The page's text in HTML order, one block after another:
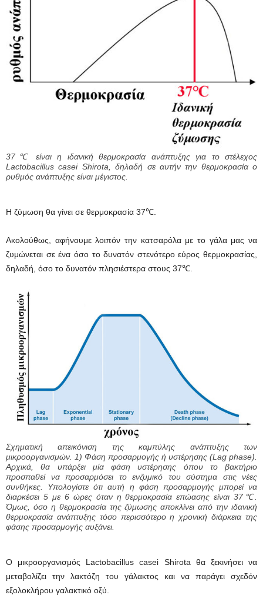
37℃ είναι η ιδανική θερμοκρασία ανάπτυξης για το στέλεχος
Lactobacillus casei Shirota, δηλαδή σε αυτήν την θερμοκρασία ο
ρυθμός ανάπτυξης είναι μέγιστος.
Η ζύμωση θα γίνει σε θερμοκρασία 37℃.
Ακολούθως, αφήνουμε λοιπόν την κατσαρόλα με το γάλα μας να
ζυμώνεται σε ένα όσο το δυνατόν στενότερο εύρος θερμοκρασίας,
δηλαδή, όσο το δυνατόν πλησιέστερα στους 37℃.
Σχηματική απεικόνιση της καμπύλης ανάπτυξης των
μικροοργανισμών. 1) Φάση προσαρμογής ή υστέρησης (Lag phase).
Αρχικά, θα υπάρξει μία φάση υστέρησης όπου το βακτήριο
προσπαθεί να προσαρμόσει το ενζυμικό του σύστημα στις νέες
συνθήκες. Υπολογίστε ότι αυτή η φάση προσαρμογής μπορεί να
διαρκέσει 5 με 6 ώρες όταν η θερμοκρασία επώασης είναι 37℃.
Όμως, όσο η θερμοκρασία της ζύμωσης αποκλίνει από την ιδανική
θερμοκρασία ανάπτυξης τόσο περισσότερο η χρονική διάρκεια της
φάσης προσαρμογής αυξάνει.
Ο μικροοργανισμός Lactobacillus casei Shirota θα ξεκινήσει να
μεταβολίζει την λακτόζη του γάλακτος και να παράγει σχεδόν
εξολοκλήρου γαλακτικό οξύ.